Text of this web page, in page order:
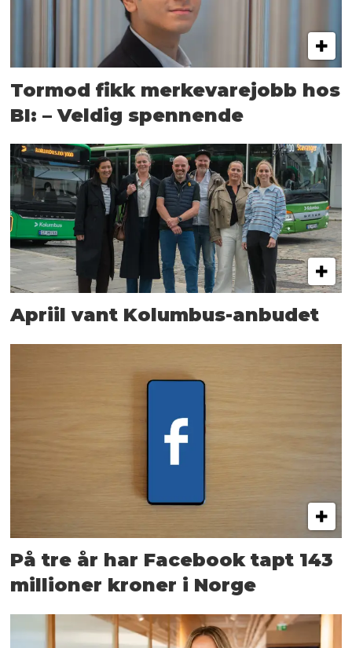
Tormod fikk merkevarejobb hos
BI: – Veldig spennende
Apriil vant Kolumbus-anbudet
På tre år har Facebook tapt 143
millioner kroner i Norge